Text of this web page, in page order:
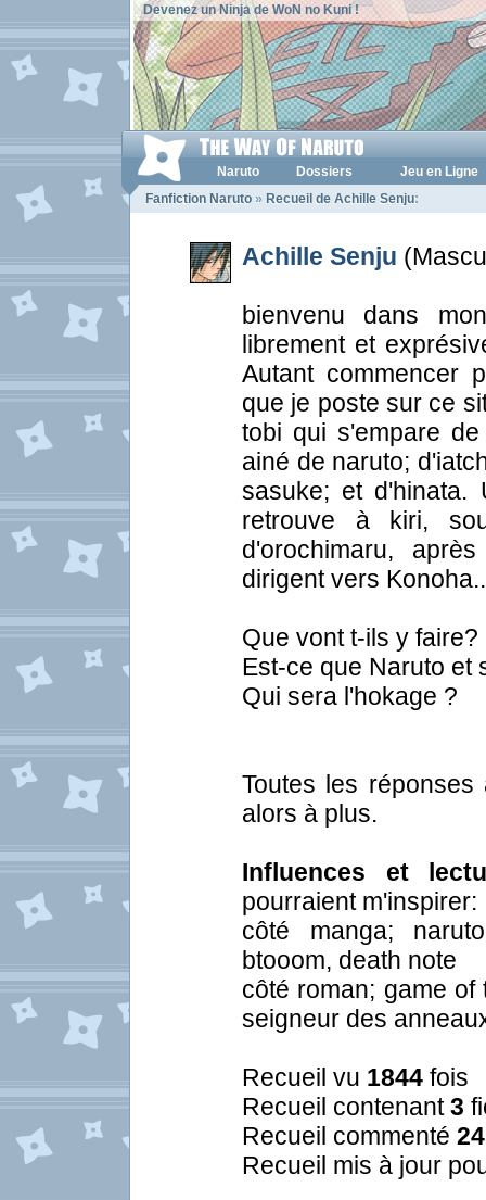
Devenez un Ninja de WoN no Kuni !
Naruto Dossiers
Jeu en Ligne
Fanfiction Naruto » Recueil de Achille Senju:
Achille Senju
bienvenu dans
librement et
Autant commencer
que je poste sur ce
tobi qui s'empare
ainé de naruto;
sasuke; et d'hinata.
retrouve à kiri,
d'orochimaru,
dirigent vers
Que vont t-ils y faire?
Est-ce que Naruto et
Qui sera l'hokage ?
Toutes les
alors à plus.
Influences et
pourraient m'inspirer:
côté manga;
btooom, death note
côté roman; game
seigneur des
Recueil vu 1844 fois
Recueil contenant3
Recueil commenté 24
Recueil mis à jour